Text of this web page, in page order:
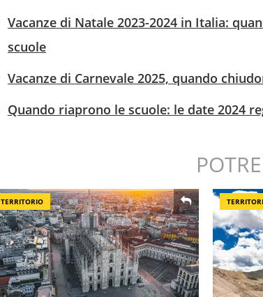
Vacanze di Natale 2023-2024 in Italia:
scuole
Vacanze di Carnevale 2025, quando
Quando riaprono le scuole: le date 2024
TERRITORIO